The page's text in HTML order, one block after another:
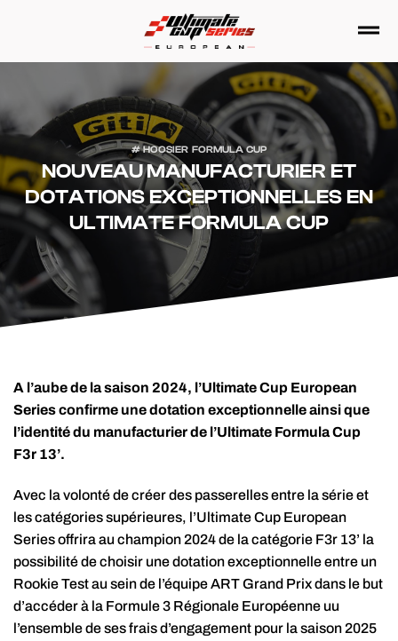
HOOSIER FORMULA CUP
NOUVEAU MANUFACTURIER ET
DOTATIONS EXCEPTIONNELLES EN
ULTIMATE FORMULA CUP
A l’aube de la saison 2024, l’Ultimate Cup European
Series confirme une dotation exceptionnelle ainsi que
l’identité du manufacturier de l’Ultimate Formula Cup
F3r 13’.
Avec la volonté de créer des passerelles entre la série et
les catégories supérieures, l’Ultimate Cup European
Series offrira au champion 2024 de la catégorie F3r 13’ la
possibilité de choisir une dotation exceptionnelle entre un
Rookie Test au sein de l’équipe ART Grand Prix dans le but
d’accéder à la Formule 3 Régionale Européenne uu
l’ensemble de ses frais d’engagement pour la saison 2025